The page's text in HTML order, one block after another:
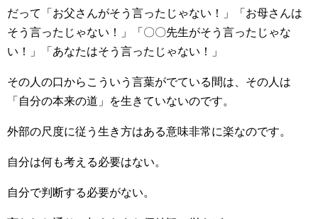
だって「お父さんがそう言ったじゃない！」「お母さんは
そう言ったじゃない！」「〇〇先生がそう言ったじゃな
い！」「あなたはそう言ったじゃない！」
その人の口からこういう言葉がでている間は、その人は
「自分の本来の道」を生きていないのです。
外部の尺度に従う生き方はある意味非常に楽なのです。
自分は何も考える必要はない。
自分で判断する必要がない。